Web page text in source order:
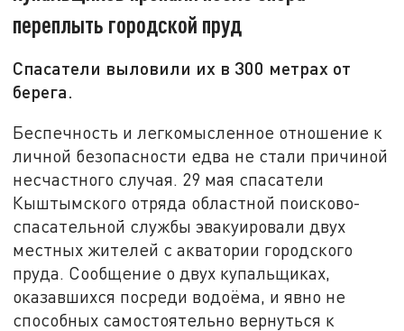
переплыть городской пруд
Спасатели выловили их в 300 метрах от
берега.
Беспечность и легкомысленное отношение к
личной безопасности едва не стали причиной
несчастного случая. 29 мая спасатели
Кыштымского отряда областной поисково-
спасательной службы эвакуировали двух
местных жителей с акватории городского
пруда. Сообщение о двух купальщиках,
оказавшихся посреди водоёма, и явно не
способных самостоятельно вернуться к